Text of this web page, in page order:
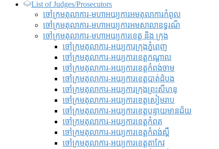
List of Judges/Prosecutors
ចៅក្រមតុលាការ-មហាអយ្យការអមតុលាការកំពូល
ចៅក្រមតុលាការ-មហាអយ្យការអមសាលាឧទ្ធរណ៏
ចៅក្រមតុលាការ-មហាអយ្យការខេត្ត និង ក្រុង
ចៅក្រមតុលាការ-អយ្យការក្រុងភ្នំពេញ
ចៅក្រមតុលាការ-អយ្យការខេត្តកណ្តាល
ចៅក្រមតុលាការ-អយ្យការខេត្តកំពង់ចាម
ចៅក្រមតុលាការ-អយ្យការខេត្តបាត់ដំបង
ចៅក្រមតុលាការ-អយ្យការ​ក្រុងព្រះសីហនុ
ចៅក្រមតុលាការ-អយ្យការខេត្តសៀមរាប
ចៅក្រមតុលាការ-អយ្យការខេត្តបន្ទាយមានជ័យ
ចៅក្រមតុលាការ-អយ្យការខេត្តកំពត
ចៅក្រមតុលាការ-អយ្យការខេត្តកំពង់ស្ពឺ
ចៅក្រមតុលាការ-អយ្យការខេត្តតាកែវ